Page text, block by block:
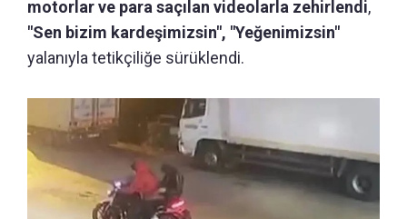
motorlar ve para saçılan videolarla zehirlendi,
"Sen bizim kardeşimizsin", "Yeğenimizsin"
yalanıyla tetikçiliğe sürüklendi.